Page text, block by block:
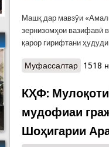
Машқ дар мавзӯи
зернизомҳои вазифавӣ
қарор гирифтани
Муфассалтар о КҲФ:
1518
КҲФ:
мудофиаи
Шоҳигарии